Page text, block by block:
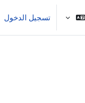
تسجيل الدخول